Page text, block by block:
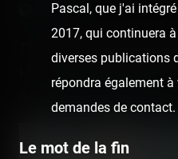
+
Pascal, que j'ai
2017, qui continuera
diverses publications
répondra également
demandes de contact.
Le mot de la fin